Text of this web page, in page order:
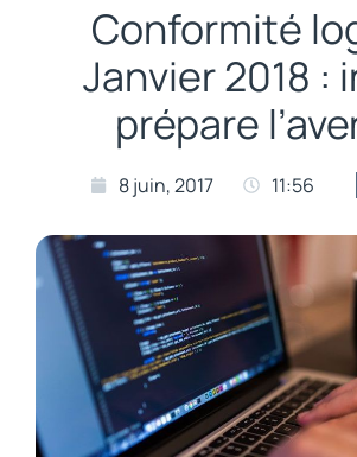
Conformité
Janvier 2018 :
prépare
8 juin, 2017 11:56